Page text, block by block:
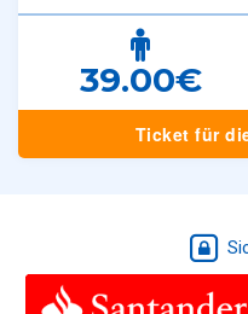
39.00€
Ticket für